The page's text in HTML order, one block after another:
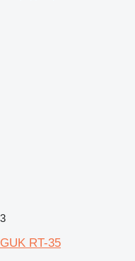
3
GUK RT-35